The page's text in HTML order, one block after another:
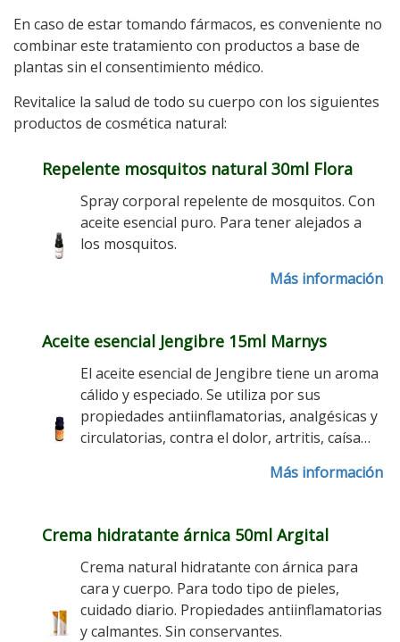
En caso de estar tomando fármacos, es conveniente no
combinar este tratamiento con productos a base de
plantas sin el consentimiento médico.
Revitalice la salud de todo su cuerpo con los siguientes
productos de cosmética natural:
Repelente mosquitos natural 30ml Flora
Spray corporal repelente de mosquitos. Con
aceite esencial puro. Para tener alejados a
los mosquitos.
Más información
Aceite esencial Jengibre 15ml Marnys
El aceite esencial de Jengibre tiene un aroma
cálido y especiado. Se utiliza por sus
propiedades antiinflamatorias, analgésicas y
circulatorias, contra el dolor, artritis, caísa…
Más información
Crema hidratante árnica 50ml Argital
Crema natural hidratante con árnica para
cara y cuerpo. Para todo tipo de pieles,
cuidado diario. Propiedades antiinflamatorias
y calmantes. Sin conservantes.